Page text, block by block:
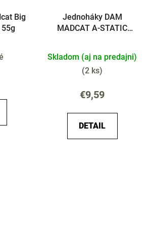
Big
Jednoháky DAM
MADCAT A-STATIC
Skladom (aj na predajni)
(2 ks)
€9,59
DETAIL